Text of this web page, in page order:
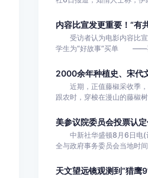
内容比宣发更重要！“有
受访者认为电影内容比
学生为“好故事”买单 ——
2000余年种植史、宋代
近期，正值藤椒采收季，
跟农时，穿梭在漫山的藤椒
美参议院委员会投票认
中新社华盛顿8月6日电(
全与政府事务委员会当地时
天文望远镜观测到“猎鹰